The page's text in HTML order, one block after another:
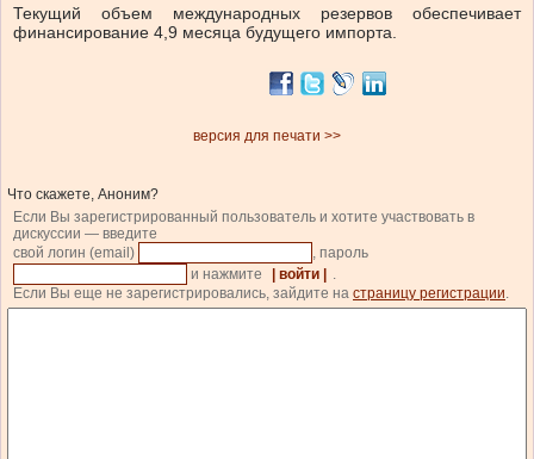
Текущий объем международных резервов обеспечивает
финансирование 4,9 месяца будущего импорта.
версия для печати >>
Что скажете, Аноним?
Если Вы зарегистрированный пользователь и хотите участвовать в
дискуссии — введите
свой логин (email)
, пароль
и нажмите
| войти |
.
Если Вы еще не зарегистрировались, зайдите на страницу регистрации.